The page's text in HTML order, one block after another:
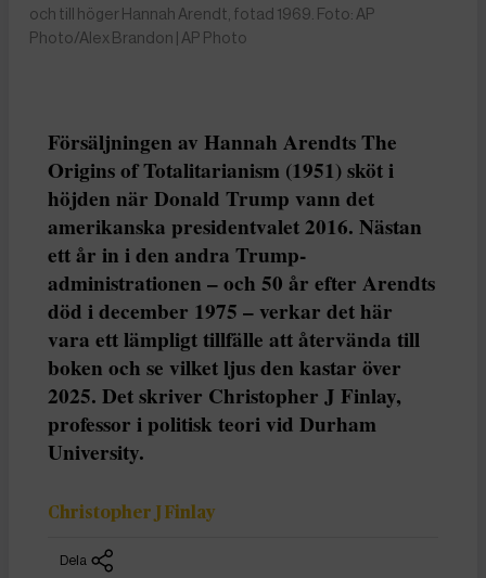
internationellt vatten samtidigt som den sätter in reguljära
väpnade styrkor på hemmaplan för att bekämpa brottslighet
framstår som en appell till samma instinkter som Arendt
skrev om, menar Christopher J Finlay, professor i politisk
teori vid Durham University i en text som tidigare har
publicerats i The Conversation. Till vänster Donald Trump,
och till höger Hannah Arendt, fotad 1969. Foto: AP
Photo/Alex Brandon | AP Photo
Försäljningen av Hannah Arendts The
Origins of Totalitarianism (1951) sköt i
höjden när Donald Trump vann det
amerikanska presidentvalet 2016. Nästan
ett år in i den andra Trump-
administrationen – och 50 år efter Arendts